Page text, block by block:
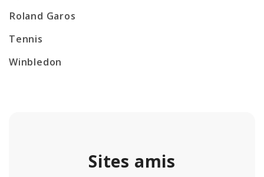
Roland Garos
Tennis
Winbledon
Sites amis